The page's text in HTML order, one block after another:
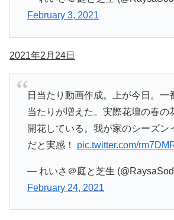
February 3, 2021
2021年2月24日
日当たり動画作成。上が今日。一
当たりが増えた。実際花壇の春の
開花している。我が家のシーズン
だと実感！ pic.twitter.com/
— れいさ＠庭と芝生
February 24, 2021